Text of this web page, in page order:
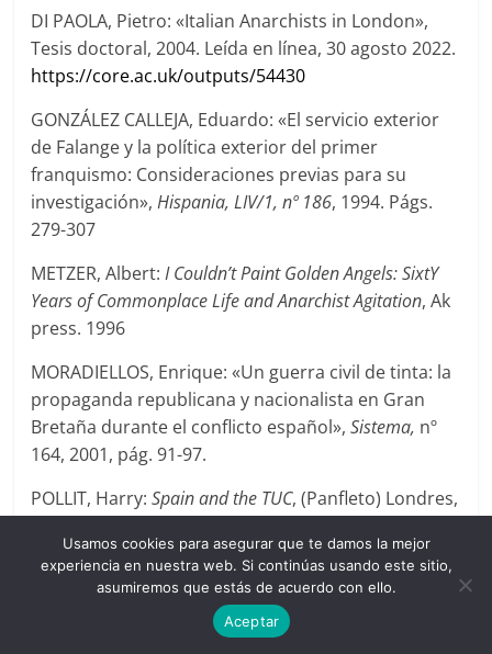
DI PAOLA, Pietro: «Italian Anarchists in London»,
Tesis doctoral, 2004. Leída en línea, 30 agosto 2022.
https://core.ac.uk/outputs/54430
GONZÁLEZ CALLEJA, Eduardo: «El servicio exterior
de Falange y la política exterior del primer
franquismo: Consideraciones previas para su
investigación»,Hispania, LIV/1, nº 186, 1994. Págs.
279-307
METZER, Albert:I Couldn’t Paint Golden Angels: SixtY
Years of Commonplace Life and Anarchist Agitation, Ak
press. 1996
MORADIELLOS, Enrique: «Un guerra civil de tinta: la
propaganda republicana y nacionalista en Gran
Bretaña durante el conflicto español»,Sistema, nº
164, 2001, pág. 91-97.
POLLIT, Harry:Spain and the TUC, (Panfleto) Londres,
RICHARDS, Vernon:Enseñanzas de la Revolución
española, Madrid,
Usamos cookies para asegurar que te damos la mejor
experiencia en nuestra web. Si continúas usando este sitio,
asumiremos que estás de acuerdo con ello.
Aceptar